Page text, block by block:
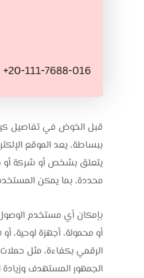
قبل الخوض في تفاصيل
ببساطة، يعد الموقع
يتعلق بشخص أو شركة أو
محددة، بما يمكن
بإمكان أي مستخدم الوصول
أو محمولة، أجهزة لوحية،
الرقمي بكفاءة، مثل
الجمهور المستهدف